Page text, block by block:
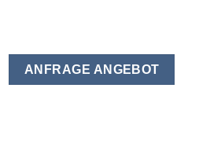
ANFRAGE ANGEBOT